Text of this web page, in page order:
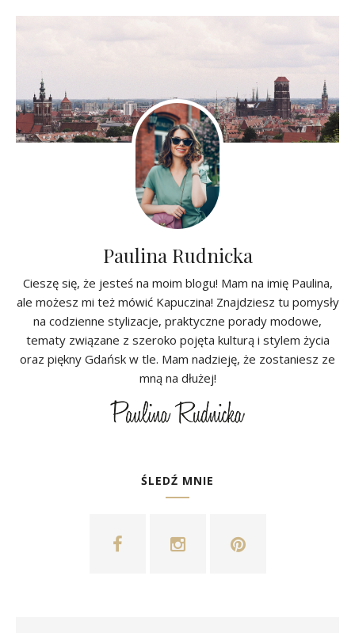
Paulina Rudnicka
Cieszę się, że jesteś na moim blogu! Mam na imię Paulina,
ale możesz mi też mówić Kapuczina! Znajdziesz tu pomysły
na codzienne stylizacje, praktyczne porady modowe,
tematy związane z szeroko pojęta kulturą i stylem życia
oraz piękny Gdańsk w tle. Mam nadzieję, że zostaniesz ze
mną na dłużej!
ŚLEDŹ MNIE